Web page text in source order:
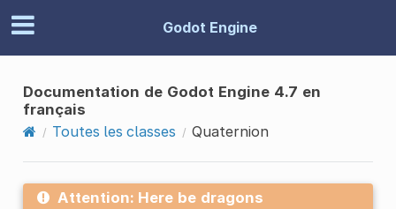
Godot Engine
Documentation de Godot Engine 4.7 en
français
Toutes les classes
Quaternion
Attention: Here be dragons